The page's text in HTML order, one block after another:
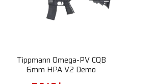
Tippmann Omega-PV CQB
6mm HPA V2 Demo